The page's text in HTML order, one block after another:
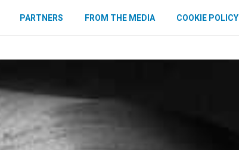
PARTNERS FROM THE MEDIA COOKIE POLICY